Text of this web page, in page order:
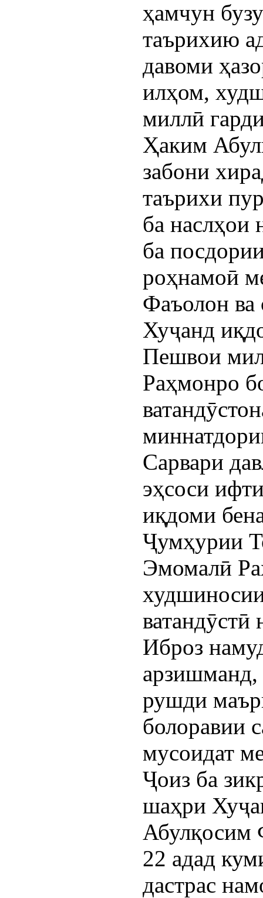
ҳамчун
таърихию
давоми
илҳом,
миллӣ
Ҳаким
забони
таърихи
ба наслҳои
ба
роҳнамоӣ
Фаъолон ва
Хуҷанд
Пешвои
Раҳмонро
Сарвари
эҳсоси
иқдоми
Ҷумҳурии
Эмомалӣ
Иброз
арзишманд,
рушди
болоравии
мусоидат
Ҷоиз ба
шаҳри
Абулқосим
22 адад
дастрас